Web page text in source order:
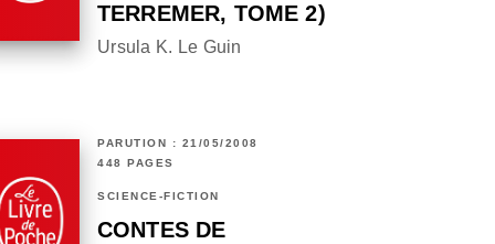
TERREMER, TOME 2)
Ursula K. Le Guin
PARUTION : 21/05/2008
448 PAGES
SCIENCE-FICTION
CONTES DE